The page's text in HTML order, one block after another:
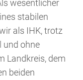
wesentlicher
stabilen
als IHK, trotz
und ohne
Landkreis, dem
beiden